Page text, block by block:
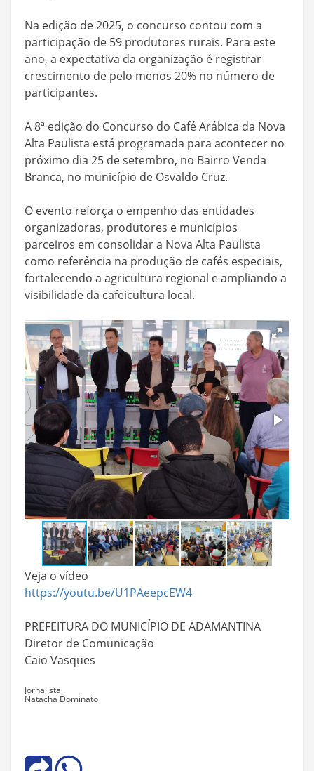
Na edição de 2025, o concurso contou com a
participação de 59 produtores rurais. Para este
ano, a expectativa da organização é registrar
crescimento de pelo menos 20% no número de
participantes.
A 8ª edição do Concurso do Café Arábica da Nova
Alta Paulista está programada para acontecer no
próximo dia 25 de setembro, no Bairro Venda
Branca, no município de Osvaldo Cruz.
O evento reforça o empenho das entidades
organizadoras, produtores e municípios
parceiros em consolidar a Nova Alta Paulista
como referência na produção de cafés especiais,
fortalecendo a agricultura regional e ampliando a
visibilidade da cafeicultura local.
Veja o vídeo
https://youtu.be/U1PAeepcEW4
PREFEITURA DO MUNICÍPIO DE ADAMANTINA
Diretor de Comunicação
Caio Vasques
Jornalista
Natacha Dominato